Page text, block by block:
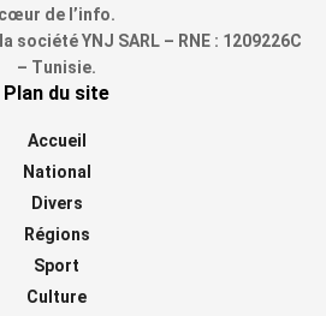
cœur de l’info.
société YNJ SARL – RNE : 1209226C
– Tunisie.
Plan du site
Accueil
National
Divers
Régions
Sport
Culture